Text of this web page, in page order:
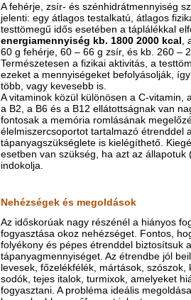
A fehérje, zsír- és szénhidrátmennyiség
jelenti: egy átlagos testalkatú, átlagos
testtömegű idős esetében a táplálékkal
energiamennyiség kb. 1800 2000 kcal
60 g fehérje, 60 – 66 g zsír, és kb. 260 –
Természetesen a fizikai aktivitás, a
ezeket a mennyiségeket befolyásolják,
több, vagy kevesebb is.
A vitaminok közül különösen a C-vitamin,
a B2, a B6 és a B12 ellátottságnak van
fontosak a memória romlásának
élelmiszercsoportot tartalmazó étrenddel
tápanyagszükséglete is kielégíthető.
esetben van szükség, ha azt az állapotuk
indokolja.
Nehézségek és megoldások
Az időskorúak nagy részénél a hiányos
fogyasztása okoz nehézséget. Fontos,
folyékony és pépes étrenddel biztosítsuk
tápanyagmennyiséget. Az étrendbe jól
levesek, főzelékfélék, mártások, szószok,
sodók, tejes italok, turmixok, amelyeket
fogyasztani. A probléma ideális